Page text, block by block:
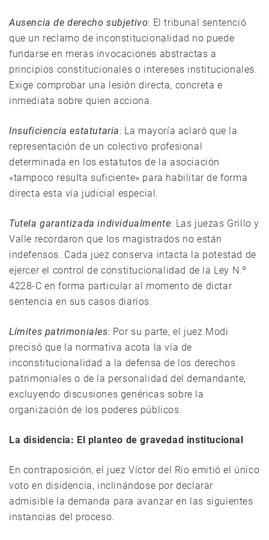
Ausencia de derecho subjetivo: El tribunal sentenció
que un reclamo de inconstitucionalidad no puede
fundarse en meras invocaciones abstractas a
principios constitucionales o intereses institucionales.
Exige comprobar una lesión directa, concreta e
inmediata sobre quien acciona.
Insuficiencia estatutaria: La mayoría aclaró que la
representación de un colectivo profesional
determinada en los estatutos de la asociación
«tampoco resulta suficiente» para habilitar de forma
directa esta vía judicial especial.
Tutela garantizada individualmente: Las juezas Grillo y
Valle recordaron que los magistrados no están
indefensos. Cada juez conserva intacta la potestad de
ejercer el control de constitucionalidad de la Ley N.º
4228-C en forma particular al momento de dictar
sentencia en sus casos diarios.
Límites patrimoniales: Por su parte, el juez Modi
precisó que la normativa acota la vía de
inconstitucionalidad a la defensa de los derechos
patrimoniales o de la personalidad del demandante,
excluyendo discusiones genéricas sobre la
organización de los poderes públicos.
La disidencia: El planteo de gravedad institucional
En contraposición, el juez Víctor del Río emitió el único
voto en disidencia, inclinándose por declarar
admisible la demanda para avanzar en las siguientes
instancias del proceso.